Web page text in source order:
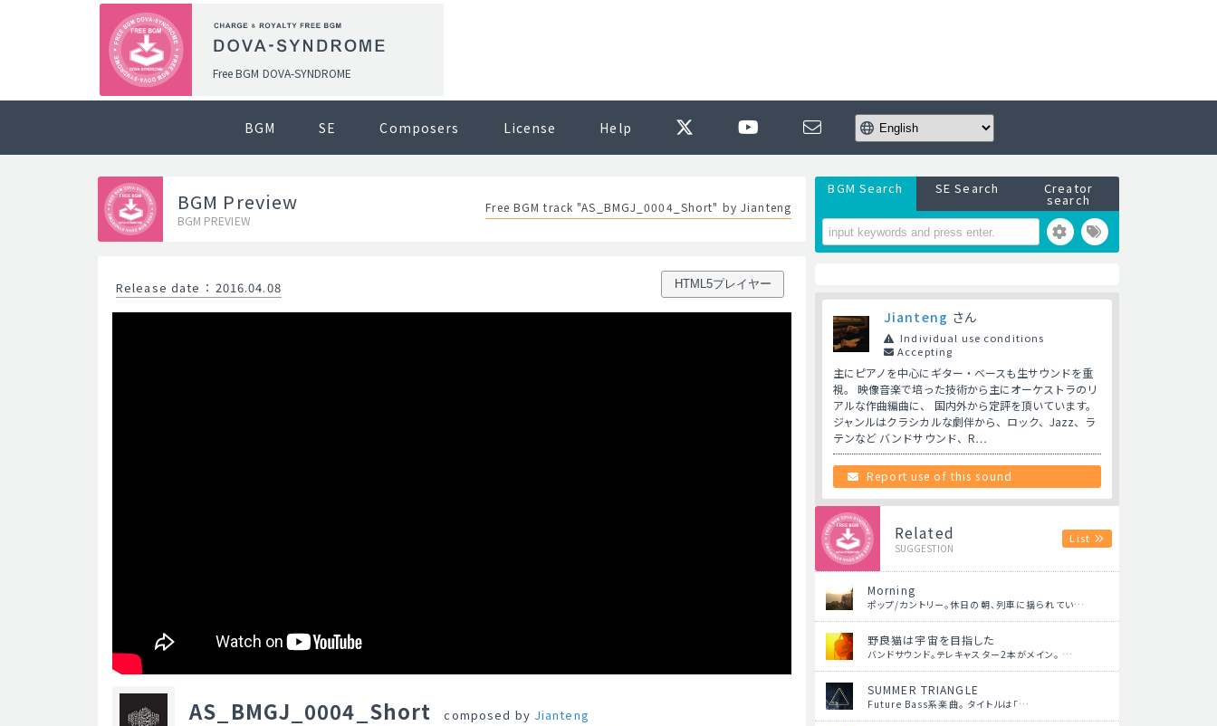
Free BGM DOVA-SYNDROME
BGM SE Composers License Help
BGM Preview
BGM PREVIEW
Free BGM track "AS_BMGJ_0004_Short" by Jianteng
Release date ： 2016.04.08 HTML5プレイヤー
AS_BMGJ_0004_Short composed by Jianteng
BGM Search SE Search Creator
search
Jianteng さん
Individual use conditions
Accepting
主にピアノを中心にギター・ベースも生サウンドを重
視。 映像音楽で培った技術から主にオーケストラのリ
アルな作曲編曲に、 国内外から定評を頂いています。
ジャンルはクラシカルな劇伴から、ロック、Jazz、ラ
テンなど バンドサウンド、R…
Report use of this sound
Related
SUGGESTION
List
Morning
ポップ/カントリー。休日の朝、列車に揺られてい…
野良猫は宇宙を目指した
バンドサウンド。テレキャスター2本がメイン。 …
SUMMER TRIANGLE
Future Bass系楽曲。 タイトルは「…